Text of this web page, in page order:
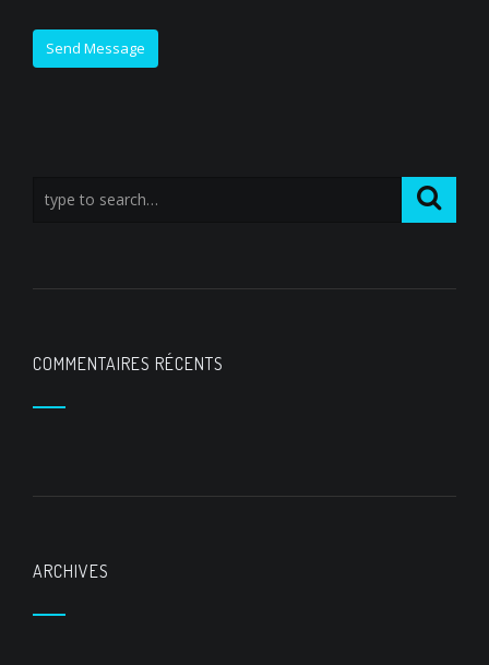
COMMENTAIRES RÉCENTS
ARCHIVES